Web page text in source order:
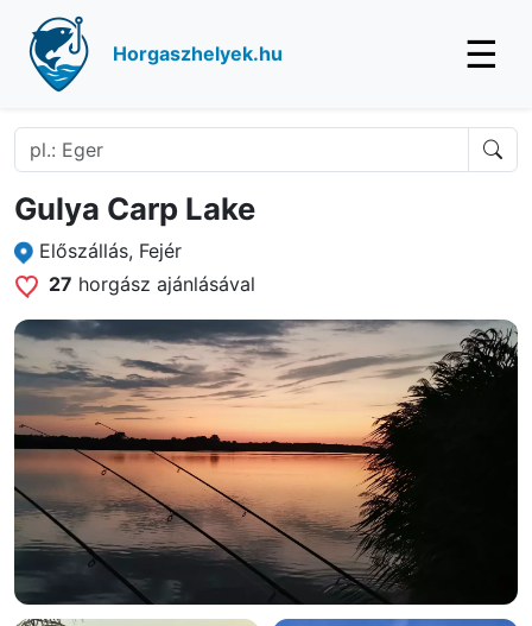
Horgaszhelyek.hu ☰
Gulya Carp Lake
Előszállás, Fejér
27 horgász ajánlásával